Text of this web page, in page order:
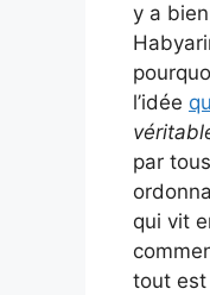
y a
l’idée
par
qui vit
tout est